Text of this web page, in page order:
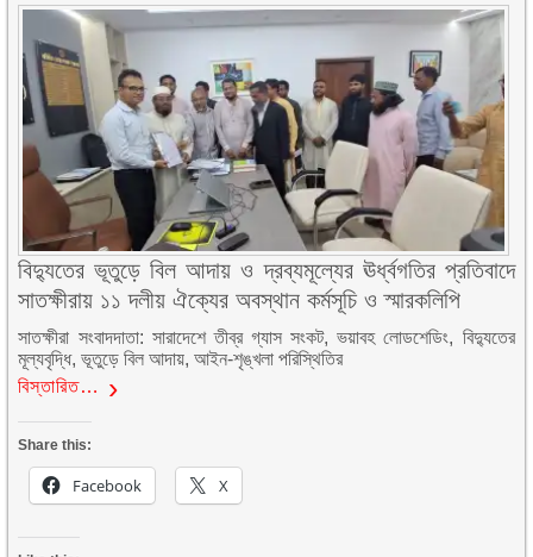
বিদ্যুতের ভূতুড়ে বিল আদায় ও দ্রব্যমূল্যের ঊর্ধ্বগতির প্রতিবাদে
সাতক্ষীরায় ১১ দলীয় ঐক্যের অবস্থান কর্মসূচি ও স্মারকলিপি
সাতক্ষীরা সংবাদদাতা: সারাদেশে তীব্র গ্যাস সংকট, ভয়াবহ লোডশেডিং, বিদ্যুতের
মূল্যবৃদ্ধি, ভূতুড়ে বিল আদায়, আইন-শৃঙ্খলা পরিস্থিতির
বিস্তারিত…
Share this:
Facebook X